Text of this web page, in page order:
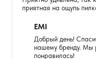
Реферальная
О нас
Контакты
Расскажите о
приятная на ощупь
EMI
Добрый день!
нашему бренду. Мы
понравилась!